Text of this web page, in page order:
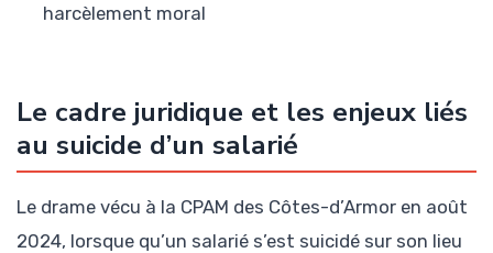
harcèlement moral
Le cadre juridique et les enjeux liés
au suicide d’un salarié
Le drame vécu à la CPAM des Côtes-d’Armor en août
2024, lorsque qu’un salarié s’est suicidé sur son lieu